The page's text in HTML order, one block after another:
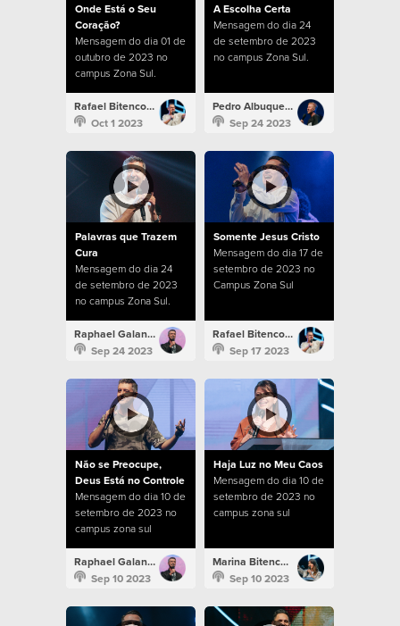
Onde Está o Seu
Coração?
Mensagem do dia 01 de
outubro de 2023 no
campus Zona Sul.
Rafael Bitencourt
Oct 1 2023
A Escolha Certa
Mensagem do dia 24
de setembro de 2023
no campus Zona Sul.
Pedro Albuquerque
Sep 24 2023
Palavras que Trazem
Cura
Mensagem do dia 24
de setembro de 2023
no campus Zona Sul.
Raphael Galante
Sep 24 2023
Somente Jesus Cristo
Mensagem do dia 17 de
setembro de 2023 no
Campus Zona Sul
Rafael Bitencourt
Sep 17 2023
Não se Preocupe,
Deus Está no Controle
Mensagem do dia 10 de
setembro de 2023 no
campus zona sul
Raphael Galante
Sep 10 2023
Haja Luz no Meu Caos
Mensagem do dia 10 de
setembro de 2023 no
campus zona sul
Marina Bitencourt
Sep 10 2023